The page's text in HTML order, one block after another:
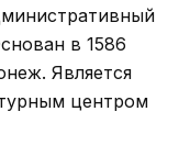
в 1586
Является
центром